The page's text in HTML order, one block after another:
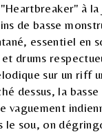
à
de basse
essentiel
drums
sur un riff
dessus, la
vaguement
le sou, on